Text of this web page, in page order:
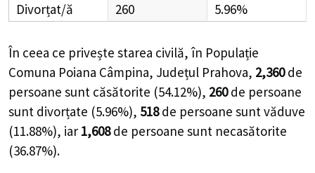
Divorțat/ă
260 5.96%
În ceea ce privește starea civilă, în Populație
Comuna Poiana Câmpina, Județul Prahova, 2,360 de
persoane sunt căsătorite (54.12%), 260 de persoane
sunt divorțate (5.96%), 518 de persoane sunt văduve
(11.88%), iar 1,608 de persoane sunt necasătorite
(36.87%).